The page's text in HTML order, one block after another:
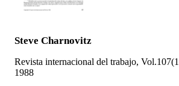
Steve Charnovitz
Revista internacional del trabajo,
1988